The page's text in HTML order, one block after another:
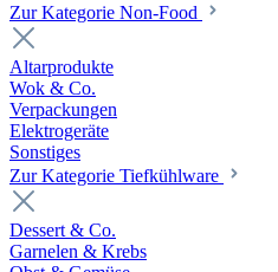
Zur Kategorie Non-Food
Altarprodukte
Wok & Co.
Verpackungen
Elektrogeräte
Sonstiges
Zur Kategorie Tiefkühlware
Dessert & Co.
Garnelen & Krebs